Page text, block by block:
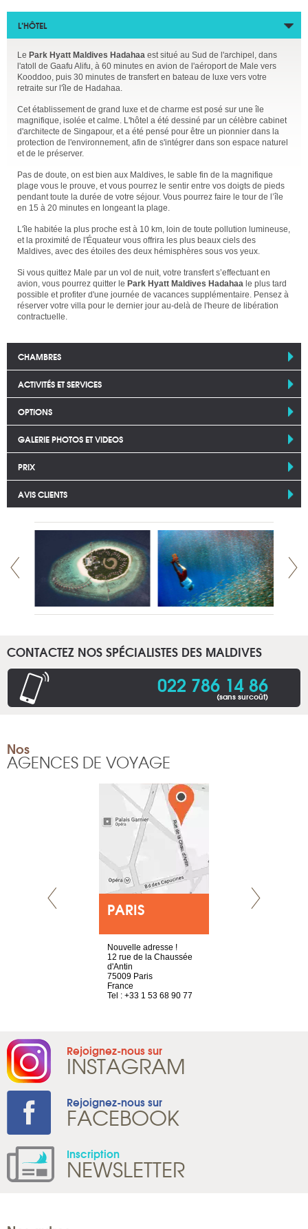
L’HÔTEL
Le Park Hyatt Maldives Hadahaa est situé au Sud de l'archipel, dans
l'atoll de Gaafu Alifu, à 60 minutes en avion de l'aéroport de Male vers
Kooddoo, puis 30 minutes de transfert en bateau de luxe vers votre
retraite sur l'île de Hadahaa.
Cet établissement de grand luxe et de charme est posé sur une île
magnifique, isolée et calme. L'hôtel a été dessiné par un célèbre cabinet
d'architecte de Singapour, et a été pensé pour être un pionnier dans la
protection de l'environnement, afin de s'intégrer dans son espace naturel
et de le préserver.
Pas de doute, on est bien aux Maldives, le sable fin de la magnifique
plage vous le prouve, et vous pourrez le sentir entre vos doigts de pieds
pendant toute la durée de votre séjour. Vous pourrez faire le tour de l’île
en 15 à 20 minutes en longeant la plage.
L'île habitée la plus proche est à 10 km, loin de toute pollution lumineuse,
et la proximité de l'Équateur vous offrira les plus beaux ciels des
Maldives, avec des étoiles des deux hémisphères sous vos yeux.
Si vous quittez Male par un vol de nuit, votre transfert s’effectuant en
avion, vous pourrez quitter le Park Hyatt Maldives Hadahaa le plus tard
possible et profiter d'une journée de vacances supplémentaire. Pensez à
réserver votre villa pour le dernier jour au-delà de l'heure de libération
contractuelle.
CHAMBRES
ACTIVITÉS ET SERVICES
OPTIONS
GALERIE PHOTOS ET VIDEOS
PRIX
AVIS CLIENTS
CONTACTEZ NOS SPÉCIALISTES DES MALDIVES
022 786 14 86
(sans surcoût)
Nos
AGENCES DE VOYAGE
PARIS
Nouvelle adresse !
12 rue de la Chaussée
d'Antin
75009 Paris
France
Tel : +33 1 53 68 90 77
Rejoignez-nous sur
INSTAGRAM
Rejoignez-nous sur
FACEBOOK
Inscription
NEWSLETTER